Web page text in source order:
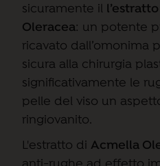
sicuramente il
Oleracea: un potente
ricavato dall’omonima
sicura alla chirurgia
significativamente le
pelle del viso un
ringiovanito.
L'estratto di Acmella